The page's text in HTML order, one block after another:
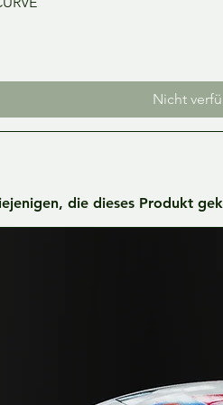
Nicht
die dieses Produkt